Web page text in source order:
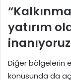
yatırım
Diğer bölgelerin
konusunda da